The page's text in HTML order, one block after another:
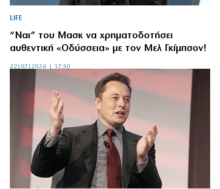
LIFE
“Ναι” του Μασκ να χρηματοδοτήσει
αυθεντική «Οδύσσεια» με τον Μελ Γκίμπσον!
22|07|2026 | 17:50